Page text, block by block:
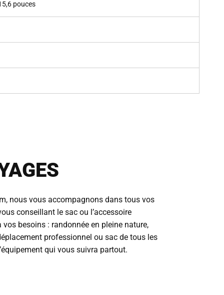
pouces
nous vous accompagnons dans tous vos
conseillant le sac ou l’accessoire
besoins : randonnée en pleine nature,
professionnel ou sac de tous les
qui vous suivra partout.